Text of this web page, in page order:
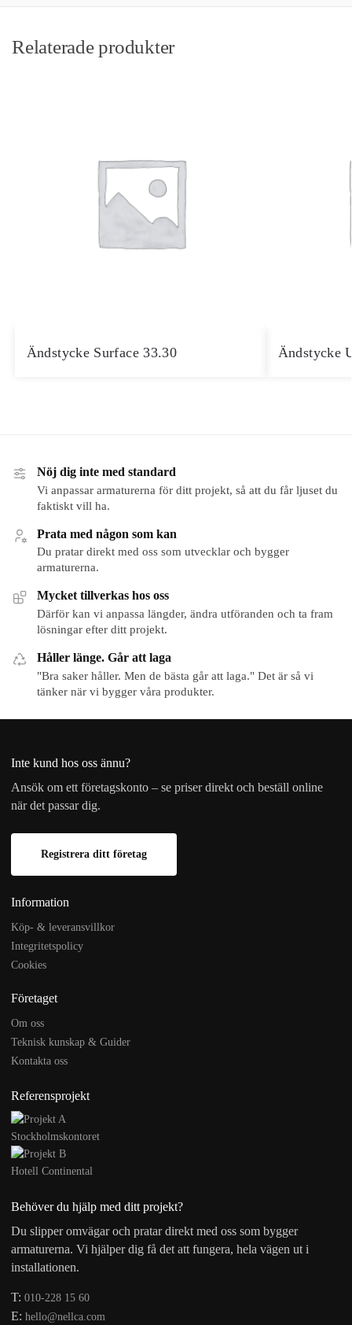
Relaterade produkter
Ändstycke Surface 33.30 Ändstycke
Nöj dig inte med standard
Vi anpassar armaturerna för ditt projekt, så att du får ljuset du
faktiskt vill ha.
Prata med någon som kan
Du pratar direkt med oss som utvecklar och bygger
armaturerna.
Mycket tillverkas hos oss
Därför kan vi anpassa längder, ändra utföranden och ta fram
lösningar efter ditt projekt.
Håller länge. Går att laga
"Bra saker håller. Men de bästa går att laga." Det är så vi
tänker när vi bygger våra produkter.
Inte kund hos oss ännu?
Ansök om ett företagskonto – se priser direkt och beställ online
när det passar dig.
Registrera ditt företag
Information
Köp- & leveransvillkor
Integritetspolicy
Cookies
Företaget
Om oss
Teknisk kunskap & Guider
Kontakta oss
Referensprojekt
Stockholmskontoret
Hotell Continental
Behöver du hjälp med ditt projekt?
Du slipper omvägar och pratar direkt med oss som bygger
armaturerna. Vi hjälper dig få det att fungera, hela vägen ut i
installationen.
T: 010-228 15 60
E: hello@nellca.com